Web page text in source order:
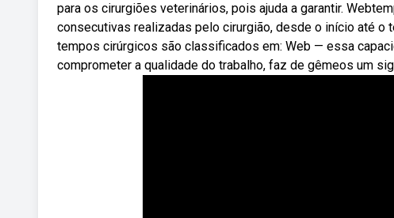
para os cirurgiões veterinários, pois ajuda a garantir.
consecutivas realizadas pelo cirurgião, desde o início até o
tempos cirúrgicos são classificados em: Web — essa
comprometer a qualidade do trabalho, faz de gêmeos um